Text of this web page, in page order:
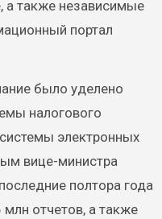
а также независимые
портал
было уделено
налогового
электронных
вице-министра
полтора года
отчетов, а также